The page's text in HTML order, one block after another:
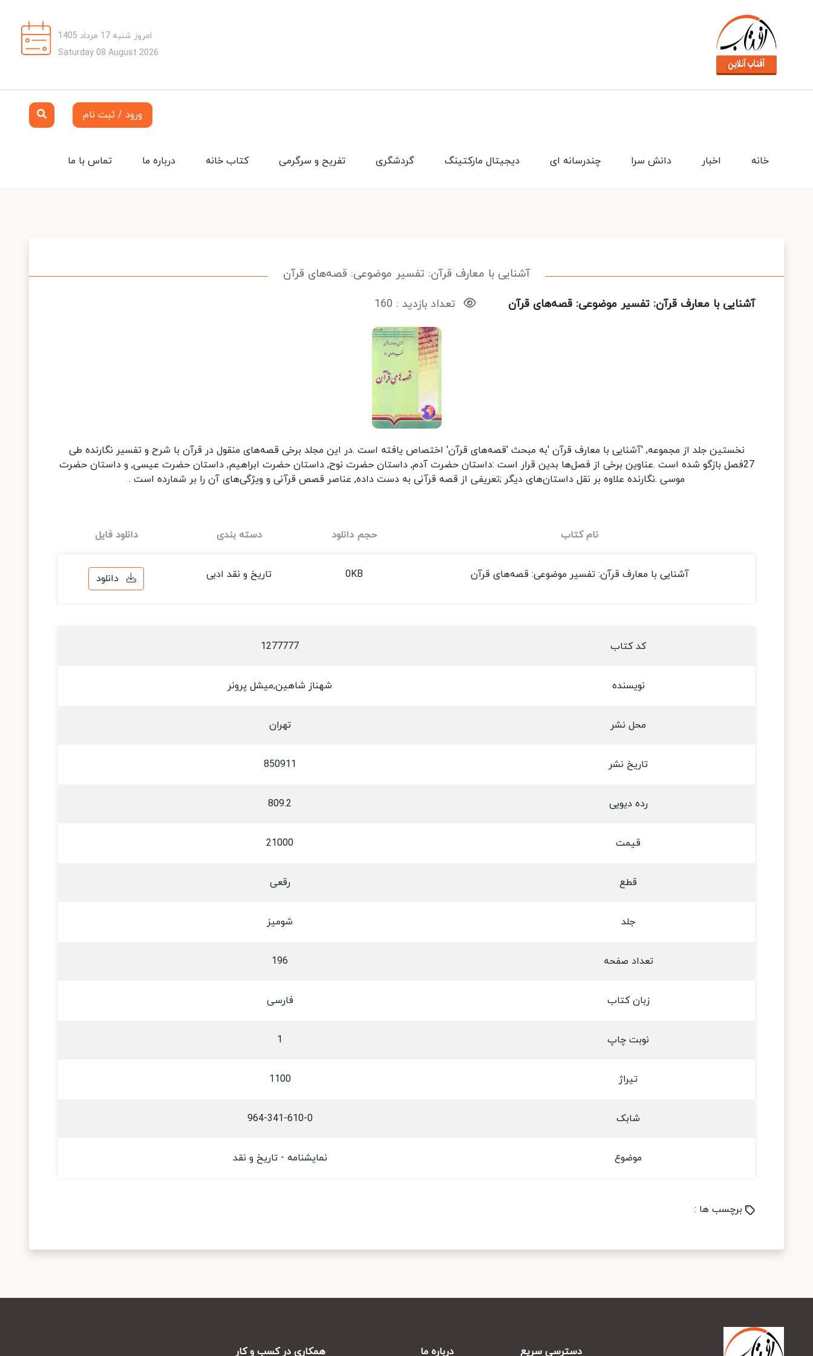
امروز شنبه 17 مرداد 1405
Saturday 08 August 2026
ورود / ثبت نام
تماس با ما درباره ما کتاب خانه تفریح و سرگرمی گردشگری دیجیتال مارکتینگ چندرسانه ای دانش سرا اخبار خانه
آشنایی با معارف قرآن: تفسیر موضوعی: قصه‌های قرآن
آشنایی با معارف قرآن: تفسیر موضوعی: قصه‌های قرآن
تعداد بازدید : 160
نخستین جلد از مجموعه, 'آشنایی با معارف قرآن 'به مبحث 'قصه‌های قرآن' اختصاص یافته است .در این مجلد برخی قصه‌های منقول در قرآن با شرح و تفسیر نگارنده طی
27فصل بازگو شده است .عناوین برخی از فصل‌ها بدین قرار است :داستان حضرت آدم, داستان حضرت نوح, داستان حضرت ابراهیم, داستان حضرت عیسی, و داستان حضرت
موسی .نگارنده علاوه بر نقل داستان‌های دیگر ;تعریفی از قصه قرآنی به دست داده, عناصر قصص قرآنی و ویژگی‌های آن را بر شمارده است .
نام کتاب حجم دانلود دسته بندی دانلود فایل
آشنایی با معارف قرآن: تفسیر موضوعی: قصه‌های قرآن 0KB تاریخ و نقد ادبی دانلود
کد کتاب 1277777
نویسنده شهناز شاهین,میشل پرونر
محل نشر تهران
تاریخ نشر 850911
رده دیویی 809.2
قیمت 21000
قطع رقعی
جلد شومیز
تعداد صفحه 196
زبان کتاب فارسی
نوبت چاپ 1
تیراژ 1100
شابک 964-341-610-0
موضوع نمایشنامه - تاریخ و نقد
برچسب ها :
دسترسی سریع درباره ما همکاری در کسب و کار